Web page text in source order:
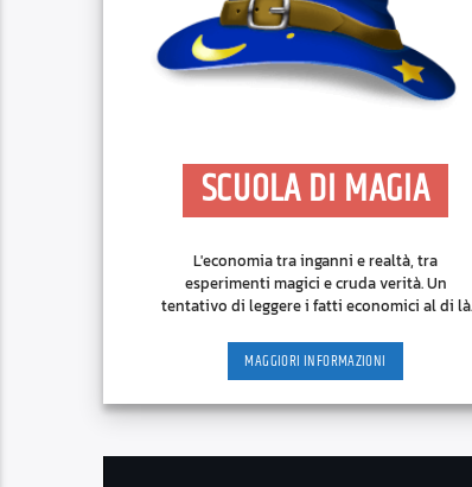
SCUOLA DI MAGIA
L'economia tra inganni e realtà, tra
esperimenti magici e cruda verità. Un
tentativo di leggere i fatti economici al di là
MAGGIORI INFORMAZIONI